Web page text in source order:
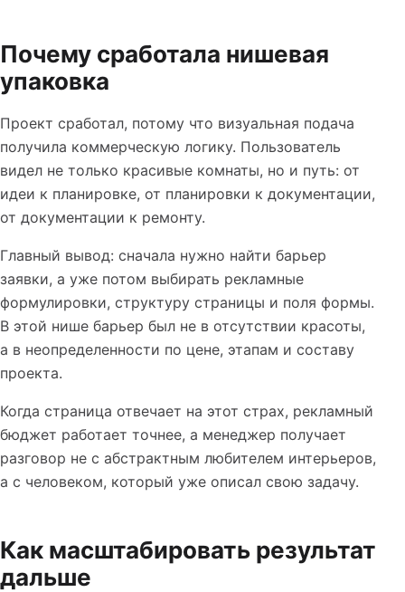
Почему сработала нишевая
упаковка
Проект сработал, потому что визуальная подача
получила коммерческую логику. Пользователь
видел не только красивые комнаты, но и путь: от
идеи к планировке, от планировки к документации,
от документации к ремонту.
Главный вывод: сначала нужно найти барьер
заявки, а уже потом выбирать рекламные
формулировки, структуру страницы и поля формы.
В этой нише барьер был не в отсутствии красоты,
а в неопределенности по цене, этапам и составу
проекта.
Когда страница отвечает на этот страх, рекламный
бюджет работает точнее, а менеджер получает
разговор не с абстрактным любителем интерьеров,
а с человеком, который уже описал свою задачу.
Как масштабировать результат
дальше